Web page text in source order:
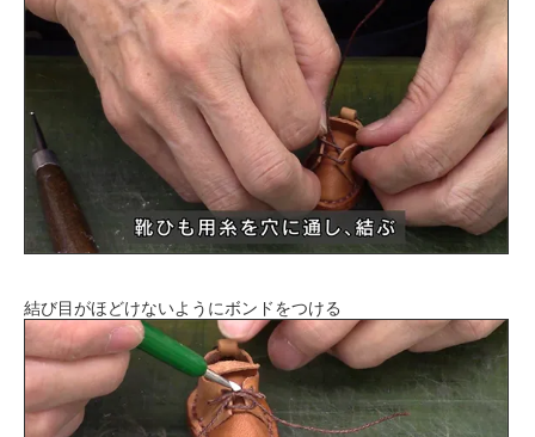
結び目がほどけないようにボンドをつける